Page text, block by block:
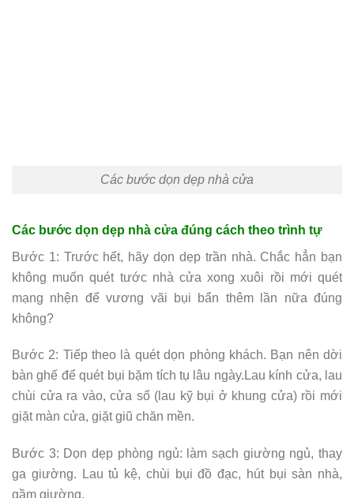
Các bước dọn dẹp nhà cửa
Các bước dọn dẹp nhà cửa đúng cách theo trình tự
Bước 1: Trước hết, hãy dọn dẹp trần nhà. Chắc hẳn bạn
không muốn quét tước nhà cửa xong xuôi rồi mới quét
mạng nhện để vương vãi bụi bẩn thêm lần nữa đúng
không?
Bước 2: Tiếp theo là quét dọn phòng khách. Bạn nên dời
bàn ghế để quét bụi bặm tích tụ lâu ngày.Lau kính cửa, lau
chùi cửa ra vào, cửa sổ (lau kỹ bụi ở khung cửa) rồi mới
giặt màn cửa, giặt giũ chăn mền.
Bước 3: Dọn dẹp phòng ngủ: làm sạch giường ngủ, thay
ga giường. Lau tủ kệ, chùi bụi đồ đạc, hút bụi sàn nhà,
gầm giường.